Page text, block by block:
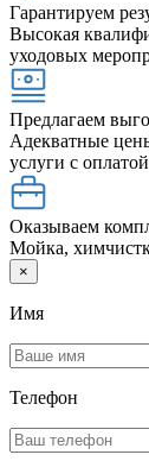
Гарантируем
Высокая
уходовых
Предлагаем
Адекватные
услуги с
Оказываем
Мойка,
×
Имя
Телефон